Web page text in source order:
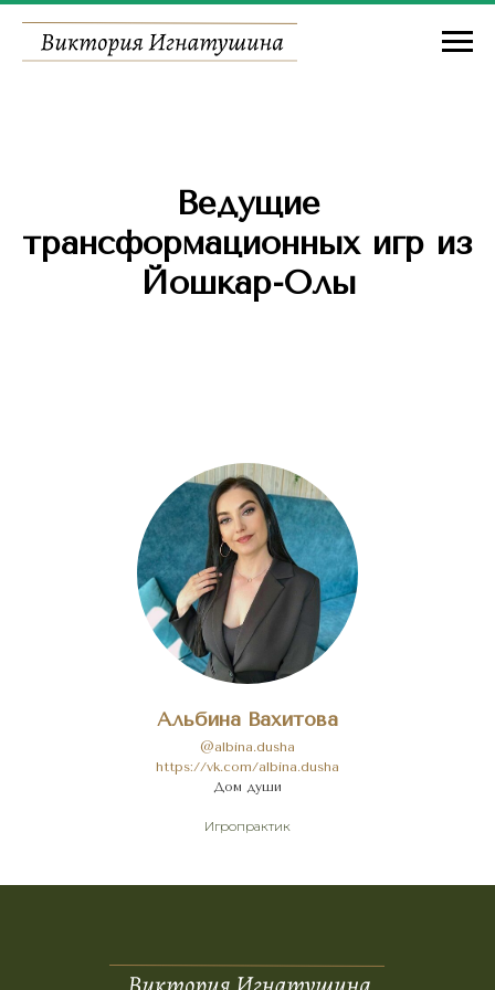
Ведущие
трансформационных игр из
Йошкар-Олы
Альбина Вахитова
@albina.dusha
https://vk.com/albina.dusha
Дом души
Игропрактик